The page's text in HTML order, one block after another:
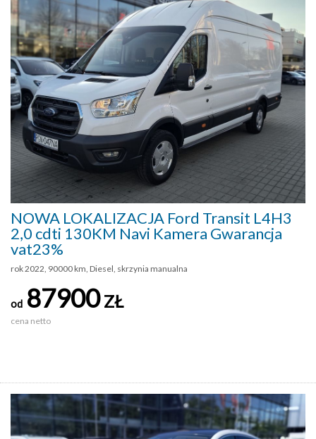
NOWA LOKALIZACJA Ford Transit L4H3
2,0 cdti 130KM Navi Kamera Gwarancja
vat23%
rok 2022, 90000 km, Diesel, skrzynia manualna
od 87900ZŁ
cena netto